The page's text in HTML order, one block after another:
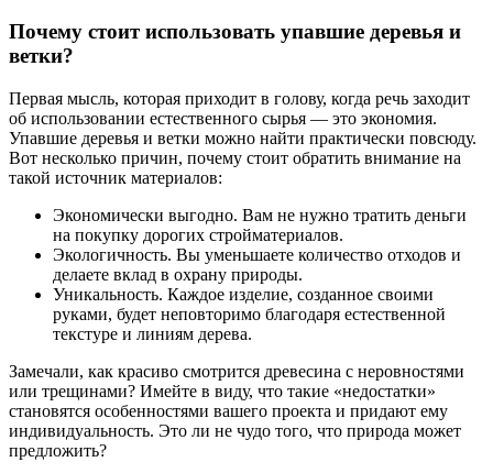
Почему стоит использовать упавшие деревья и
ветки?
Первая мысль, которая приходит в голову, когда речь заходит
об использовании естественного сырья — это экономия.
Упавшие деревья и ветки можно найти практически повсюду.
Вот несколько причин, почему стоит обратить внимание на
такой источник материалов:
Экономически выгодно. Вам не нужно тратить деньги
на покупку дорогих стройматериалов.
Экологичность. Вы уменьшаете количество отходов и
делаете вклад в охрану природы.
Уникальность. Каждое изделие, созданное своими
руками, будет неповторимо благодаря естественной
текстуре и линиям дерева.
Замечали, как красиво смотрится древесина с неровностями
или трещинами? Имейте в виду, что такие «недостатки»
становятся особенностями вашего проекта и придают ему
индивидуальность. Это ли не чудо того, что природа может
предложить?